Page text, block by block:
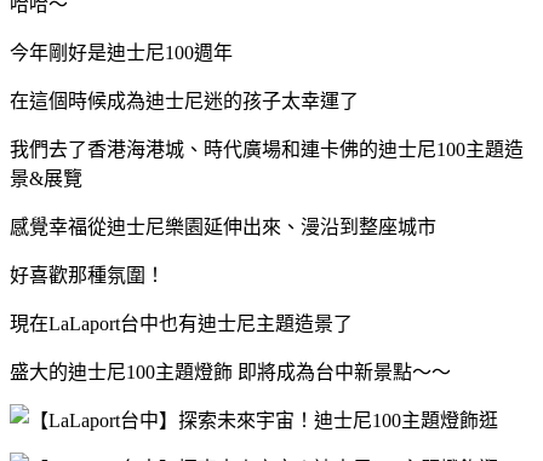
今年剛好是迪士尼100週年
在這個時候成為迪士尼迷的孩子太幸運了
我們去了香港海港城、時代廣場和連卡佛的迪士尼100主題造
景&展覽
感覺幸福從迪士尼樂園延伸出來、漫沿到整座城市
好喜歡那種氛圍！
現在LaLaport台中也有迪士尼主題造景了
盛大的迪士尼100主題燈飾 即將成為台中新景點～～